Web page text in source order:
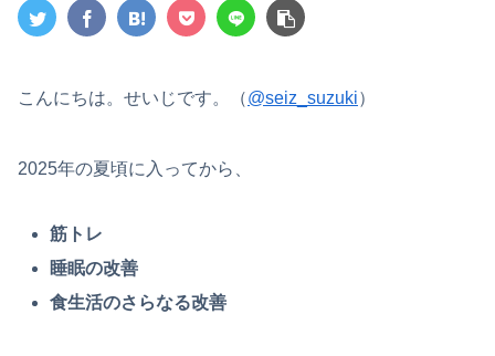
こんにちは。せいじです。（@seiz_suzuki）
2025年の夏頃に入ってから、
筋トレ
睡眠の改善
食生活のさらなる改善